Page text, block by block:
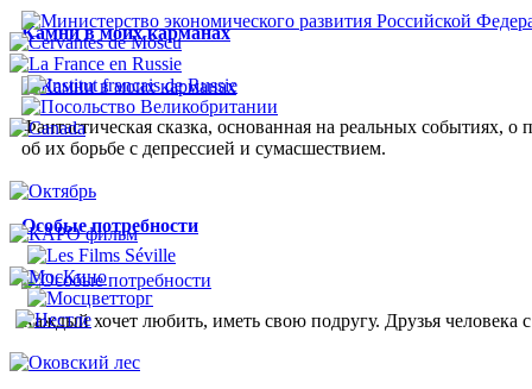
Камни в моих карманах
Фантастическая сказка, основанная на реальных событиях,
об их борьбе с депрессией и сумасшествием.
Особые потребности
Каждый хочет любить, иметь свою подругу. Друзья человека